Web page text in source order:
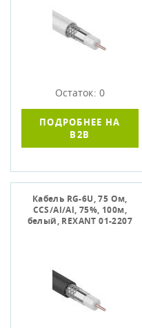
Остаток: 0
ПОДРОБНЕЕ НА
B2B
Кабель RG-6U, 75 Ом,
CCS/Al/Al, 75%, 100м,
белый, REXANT 01-2207